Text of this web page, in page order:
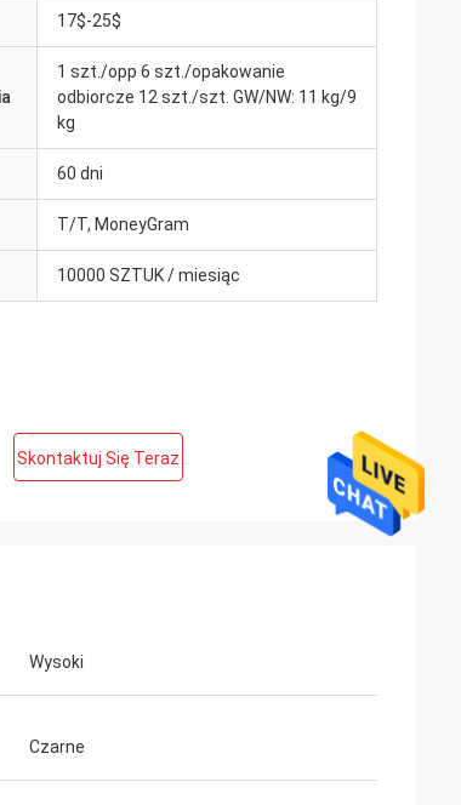
17$-25$
1 szt./opp 6 szt./opakowanie
odbiorcze 12 szt./szt. GW/NW: 11 kg/9
kg
60 dni
T/T, MoneyGram
10000 SZTUK / miesiąc
Skontaktuj Się Teraz
Wysoki
Czarne